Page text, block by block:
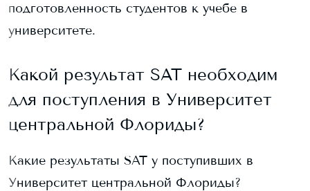
подготовленность студентов к учебе в
университете.
Какой результат SAT необходим
для поступления в Университет
центральной Флориды?
Какие результаты SAT у поступивших в
Университет центральной Флориды?